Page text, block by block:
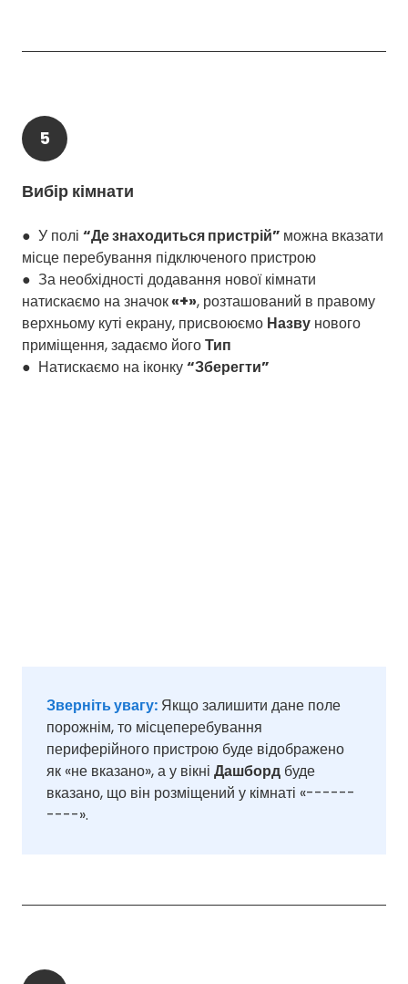
5
Вибір кімнати
● У полі “Де знаходиться пристрій” можна вказати
місце перебування підключеного пристрою
● За необхідності додавання нової кімнати
натискаємо на значок«+», розташований в правому
верхньому куті екрану, присвоюємо Назву нового
приміщення, задаємо йогоТип
● Натискаємо на іконку“Зберегти”
Зверніть увагу: Якщо залишити дане поле
порожнім, то місцеперебування
периферійного пристрою буде відображено
як «не вказано», а у вікні Дашборд буде
вказано, що він розміщений у кімнаті «------
----».